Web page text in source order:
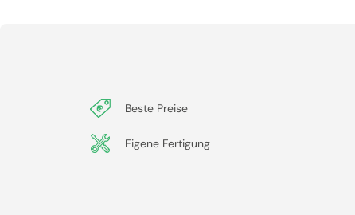
Beste Preise
Eigene Fertigung